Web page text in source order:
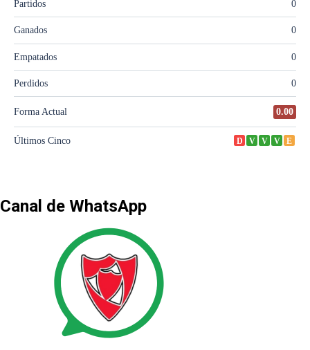
Canal de WhatsApp